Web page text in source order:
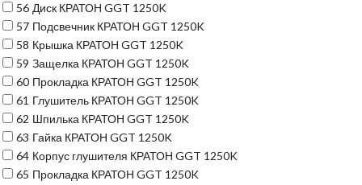
56 Диск КРАТОН GGT 1250K
57 Подсвечник КРАТОН GGT 1250K
58 Крышка КРАТОН GGT 1250K
59 Защелка КРАТОН GGT 1250K
60 Прокладка КРАТОН GGT 1250K
61 Глушитель КРАТОН GGT 1250K
62 Шпилька КРАТОН GGT 1250K
63 Гайка КРАТОН GGT 1250K
64 Корпус глушителя КРАТОН GGT 1250K
65 Прокладка КРАТОН GGT 1250K